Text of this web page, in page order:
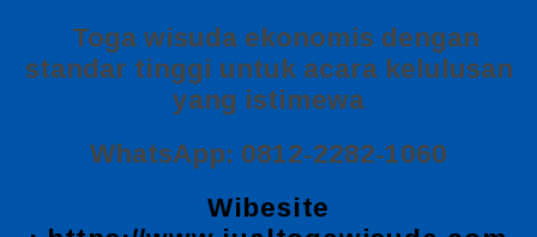
Toga wisuda ekonomis dengan
standar tinggi untuk acara kelulusan
yang istimewa
WhatsApp: 0812-2282-1060
Wibesite